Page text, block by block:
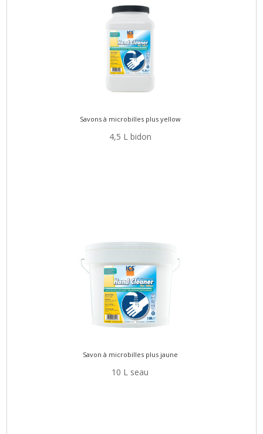
Savons à microbilles plus yellow
4,5 L bidon
Savon à microbilles plus jaune
10 L seau